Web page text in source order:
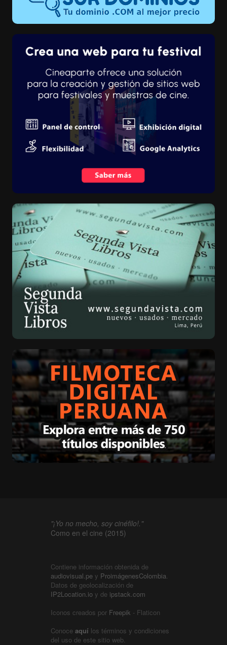
"¡Yo no mecho, soy cinéfilo!."
Como en el cine (2015)
Contiene información obtenida de
audiovisual.pe y ProimágenesColombia.
Datos de geolocalización de
IP2Location.io y de ipstack.com
Iconos creados por Freepik - Flaticon
Conoce aquí los términos y condiciones
del uso de este sitio web.